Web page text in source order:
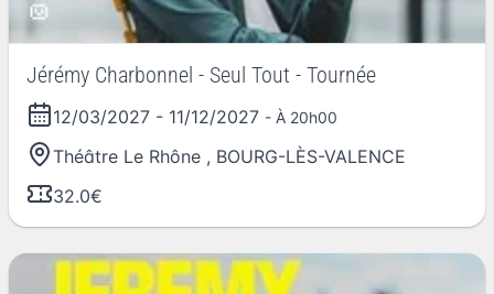
Jérémy Charbonnel - Seul Tout - Tournée
12/03/2027 - 11/12/2027 - À 20h00
Théâtre Le Rhône , BOURG-LÈS-VALENCE
32.0€